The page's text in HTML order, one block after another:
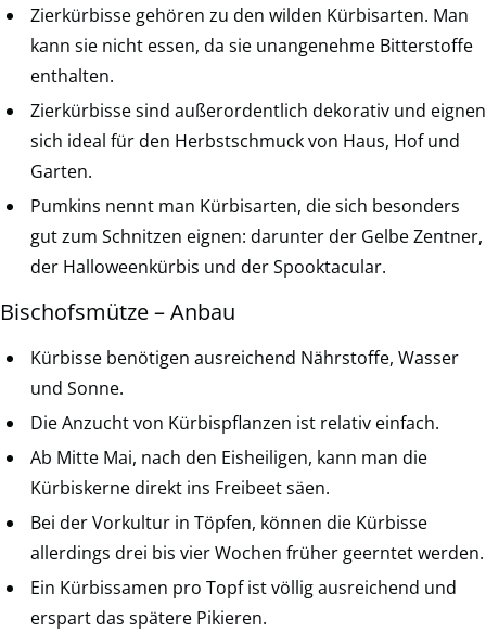
Zierkürbisse gehören zu den wilden Kürbisarten. Man
kann sie nicht essen, da sie unangenehme Bitterstoffe
enthalten.
Zierkürbisse sind außerordentlich dekorativ und eignen
sich ideal für den Herbstschmuck von Haus, Hof und
Garten.
Pumkins nennt man Kürbisarten, die sich besonders
gut zum Schnitzen eignen: darunter der Gelbe Zentner,
der Halloweenkürbis und der Spooktacular.
Bischofsmütze – Anbau
Kürbisse benötigen ausreichend Nährstoffe, Wasser
und Sonne.
Die Anzucht von Kürbispflanzen ist relativ einfach.
Ab Mitte Mai, nach den Eisheiligen, kann man die
Kürbiskerne direkt ins Freibeet säen.
Bei der Vorkultur in Töpfen, können die Kürbisse
allerdings drei bis vier Wochen früher geerntet werden.
Ein Kürbissamen pro Topf ist völlig ausreichend und
erspart das spätere Pikieren.